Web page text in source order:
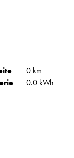
0 km
0.0 kWh